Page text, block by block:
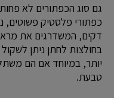
גם סוג הכפתורים לא
כפתורי פלסטיק פשוטים,
דקים, המשדרגים את
בחולצות לחתן ניתן
יותר, במיוחד אם הם
טבעת.